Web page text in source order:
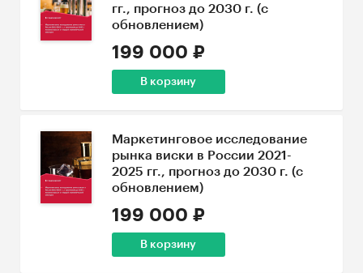
гг., прогноз до 2030 г. (с
обновлением)
199 000 ₽
В корзину
Маркетинговое исследование
рынка виски в России 2021-
2025 гг., прогноз до 2030 г. (с
обновлением)
199 000 ₽
В корзину